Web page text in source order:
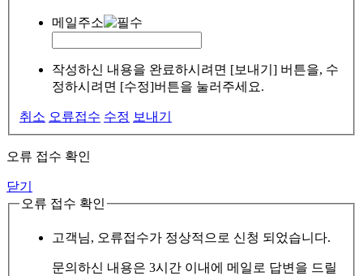
메일주소
작성하신 내용을 완료하시려면 [보내기] 버튼을, 수
정하시려면 [수정]버튼을 눌러주세요.
취소 오류접수 수정 보내기
오류 접수 확인
닫기
오류 접수 확인
고객님, 오류접수가 정상적으로 신청 되었습니다.
문의하신 내용은 3시간 이내에 메일로 답변을 드릴